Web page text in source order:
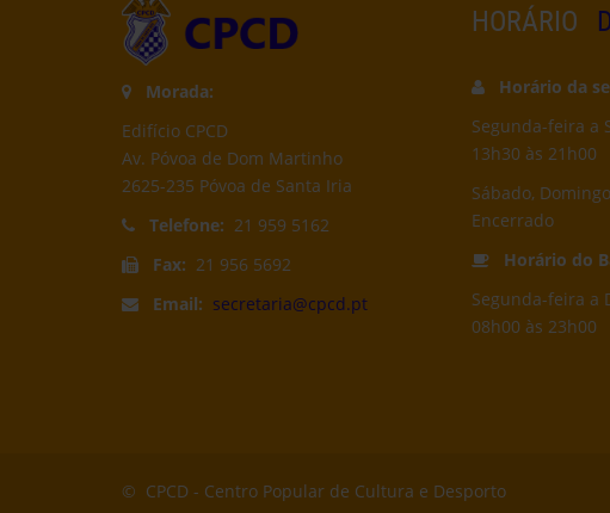
Morada:
Edifício CPCD
Av. Póvoa de Dom Martinho
2625-235 Póvoa de Santa Iria
Telefone: 21 959 5162
Fax: 21 956 5692
Email: secretaria@cpcd.pt
HORÁRIO
Horário da
Segunda-feira a
13h30 às 21h00
Sábado,
Encerrado
Horário do
Segunda-feira a
08h00 às 23h00
© CPCD - Centro Popular de Cultura e Desporto